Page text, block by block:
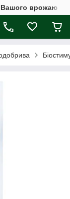
Вашого врожаю